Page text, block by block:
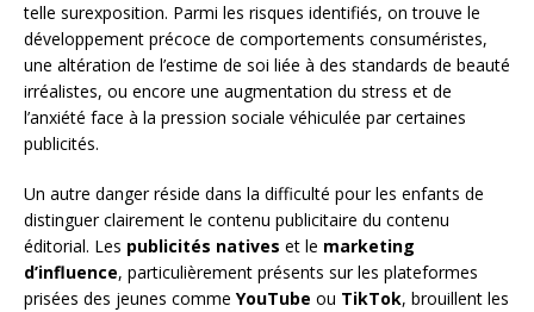
telle surexposition. Parmi les risques identifiés, on trouve le
développement précoce de comportements consuméristes,
une altération de l’estime de soi liée à des standards de beauté
irréalistes, ou encore une augmentation du stress et de
l’anxiété face à la pression sociale véhiculée par certaines
publicités.
Un autre danger réside dans la difficulté pour les enfants de
distinguer clairement le contenu publicitaire du contenu
éditorial. Les publicités natives et le marketing
d’influence, particulièrement présents sur les plateformes
prisées des jeunes comme YouTube ou TikTok, brouillent les